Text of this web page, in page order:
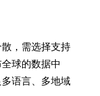
，需选择支持
球的数据中
语言、多地域